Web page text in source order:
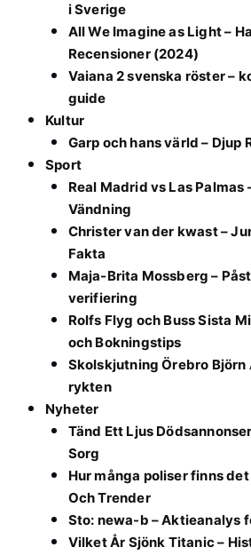
i Sverige
All We Imagine as Light –
Recensioner (2024)
Vaiana 2 svenska röster –
guide
Kultur
Garp och hans värld –
Sport
Real Madrid vs Las Palmas
Vändning
Christer van der kwast –
Fakta
Maja-Brita Mossberg –
verifiering
Rolfs Flyg och Buss Sista
och Bokningstips
Skolskjutning Örebro Björn
rykten
Nyheter
Tänd Ett Ljus
Sorg
Hur många poliser finns
Och Trender
Sto: newa-b – Aktieanalys
Vilket År Sjönk Titanic –